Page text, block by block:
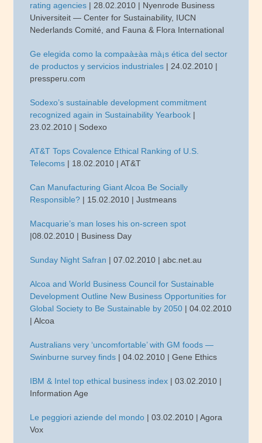
rating agencies | 28.02.2010 | Nyenrode Business
Universiteit — Center for Sustainability, IUCN
Nederlands Comité, and Fauna & Flora International
Ge elegida como la compaà±à­a mà¡s ética del sector
de productos y servicios industriales | 24.02.2010 |
pressperu.com
Sodexo’s sustainable development commitment
recognized again in Sustainability Yearbook |
23.02.2010 | Sodexo
AT&T Tops Covalence Ethical Ranking of U.S.
Telecoms | 18.02.2010 | AT&T
Can Manufacturing Giant Alcoa Be Socially
Responsible? | 15.02.2010 | Justmeans
Macquarie’s man loses his on-screen spot
|08.02.2010 | Business Day
Sunday Night Safran | 07.02.2010 | abc.net.au
Alcoa and World Business Council for Sustainable
Development Outline New Business Opportunities for
Global Society to Be Sustainable by 2050 | 04.02.2010
| Alcoa
Australians very ‘uncomfortable’ with GM foods —
Swinburne survey finds | 04.02.2010 | Gene Ethics
IBM & Intel top ethical business index | 03.02.2010 |
Information Age
Le peggiori aziende del mondo | 03.02.2010 | Agora
Vox